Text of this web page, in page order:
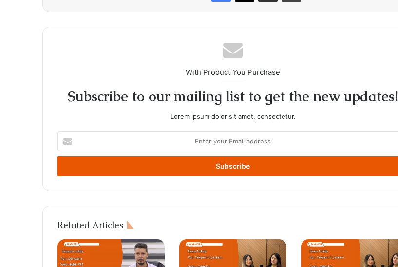
With Product You Purchase
Subscribe to our mailing list to get the new updates!
Lorem ipsum dolor sit amet, consectetur.
your
Email
Related Articles